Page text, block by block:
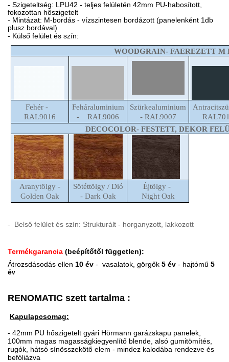
- Szigeteltség: LPU42 - teljes felületén 42mm PU-habosított,
fokozottan hőszigetelt
- Mintázat: M-bordás - vízszintesen bordázott (panelenként 1db
plusz bordával)
- Külső felület és szín:
WOODGRAIN- FAEREZETT M
Fehér -
RAL9016
Feháraluminium
- RAL9006
Szürkealuminium
- RAL9007
DECOCOLOR- FESTETT, DEKOR
Aranytölgy -
Golden Oak
Sötéttölgy / Dió
- Dark Oak
Éjtölgy -
Night Oak
- Belső felület és szín: Strukturált - horganyzott, lakkozott
Termékgarancia (beépítőtől független):
Átrozsdásodás ellen 10 év - vasalatok, görgők 5 év - hajtómű 5
év
RENOMATIC szett tartalma :
Kapulapcsomag:
- 42mm PU hőszigetelt gyári Hörmann garázskapu panelek,
100mm magas magasságkiegyenlítő blende, alsó gumitömítés,
rugók, hátsó sínösszekötő elem - mindez kalodába rendezve és
befóliázva